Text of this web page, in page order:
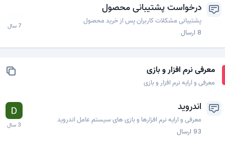
درخواست پشتیبانی محصول
پشتیبانی مشکلات کاربران پس از خرید محصول
8
ارسال
معرفی نرم افزار و بازی
معرفی و ارایه نرم افزار و بازی
اندروید
معرفی و ارایه نرم افزارها و بازی های سیستم عامل اندروید
93
ارسال